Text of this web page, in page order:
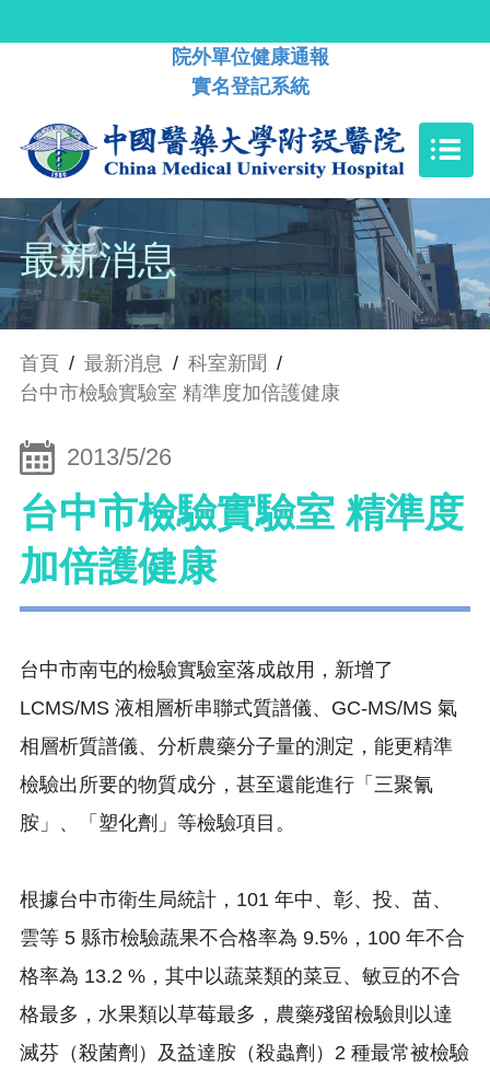
院外單位健康通報
實名登記系統
最新消息
首頁 / 最新消息 / 科室新聞 /
台中市檢驗實驗室 精準度加倍護健康
2013/5/26
台中市檢驗實驗室 精準度
加倍護健康
台中市南屯的檢驗實驗室落成啟用，新增了
LCMS/MS 液相層析串聯式質譜儀、GC-MS/MS 氣
相層析質譜儀、分析農藥分子量的測定，能更精準
檢驗出所要的物質成分，甚至還能進行「三聚氰
胺」、「塑化劑」等檢驗項目。
根據台中市衛生局統計，101 年中、彰、投、苗、
雲等 5 縣市檢驗蔬果不合格率為 9.5%，100 年不合
格率為 13.2 %，其中以蔬菜類的菜豆、敏豆的不合
格最多，水果類以草莓最多，農藥殘留檢驗則以達
滅芬（殺菌劑）及益達胺（殺蟲劑）2 種最常被檢驗